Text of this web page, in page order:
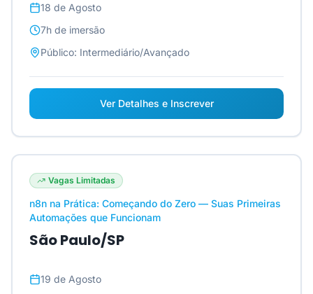
18 de Agosto
7h de imersão
Público: Intermediário/Avançado
Ver Detalhes e Inscrever
Vagas Limitadas
n8n na Prática: Começando do Zero — Suas Primeiras
Automações que Funcionam
São Paulo/SP
19 de Agosto